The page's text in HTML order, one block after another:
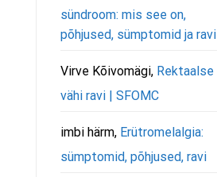
sündroom: mis see on,
põhjused, sümptomid ja ravi
Virve Kõivomägi, Rektaalse
vähi ravi | SFOMC
imbi härm, Erütromelalgia:
sümptomid, põhjused, ravi